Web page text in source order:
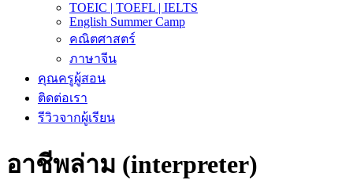
TOEIC | TOEFL | IELTS
English Summer Camp
คณิตศาสตร์
ภาษาจีน
คุณครูผู้สอน
ติดต่อเรา
รีวิวจากผู้เรียน
อาชีพล่าม (interpreter)